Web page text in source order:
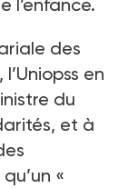
des
en
du
et à
«